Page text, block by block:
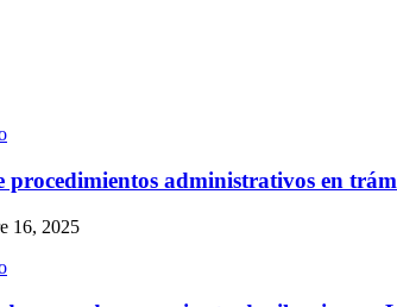
procedimientos administrativos en
16, 2025